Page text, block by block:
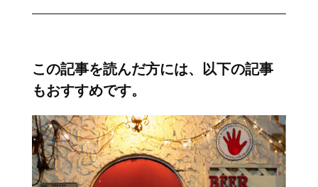
この記事を読んだ方には、以下の記事
もおすすめです。